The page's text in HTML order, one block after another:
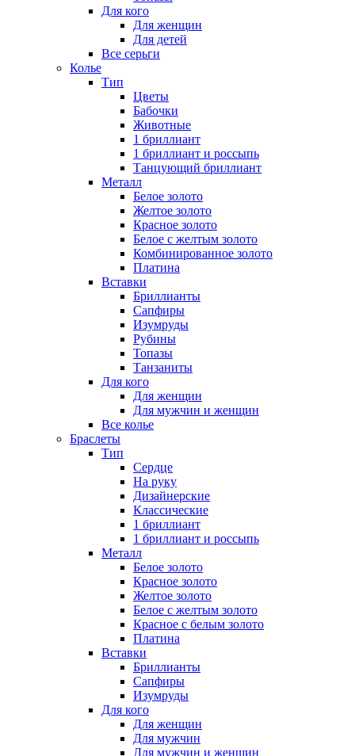
Для кого
Для женщин
Для детей
Все серьги
Колье
Тип
Цветы
Бабочки
Животные
1 бриллиант
1 бриллиант и россыпь
Танцующий бриллиант
Металл
Белое золото
Желтое золото
Красное золото
Белое с желтым золото
Комбинированное золото
Платина
Вставки
Бриллианты
Сапфиры
Изумруды
Рубины
Топазы
Танзаниты
Для кого
Для женщин
Для мужчин и женщин
Все колье
Браслеты
Тип
Сердце
На руку
Дизайнерские
Классические
1 бриллиант
1 бриллиант и россыпь
Металл
Белое золото
Красное золото
Желтое золото
Белое с желтым золото
Красное с белым золото
Платина
Вставки
Бриллианты
Сапфиры
Изумруды
Для кого
Для женщин
Для мужчин
Для мужчин и женщин